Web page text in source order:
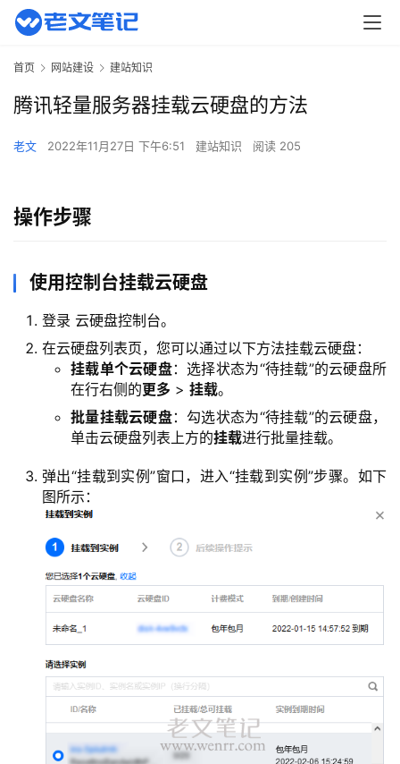
首页 网站建设 建站知识
腾讯轻量服务器挂载云硬盘的方法
老文 2022年11月27日 下午6:51 建站知识 阅读 205
操作步骤
使用控制台挂载云硬盘
登录 云硬盘控制台。
在云硬盘列表页，您可以通过以下方法挂载云硬盘：
挂载单个云硬盘：选择状态为“待挂载”的云硬盘所
在行右侧的更多 > 挂载。
批量挂载云硬盘：勾选状态为“待挂载”的云硬盘，
单击云硬盘列表上方的挂载进行批量挂载。
弹出“挂载到实例”窗口，进入“挂载到实例”步骤。如下
图所示：